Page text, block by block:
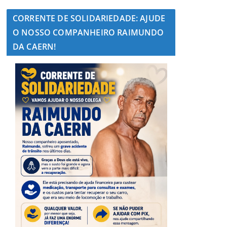
CORRENTE DE SOLIDARIEDADE: AJUDE
O NOSSO COMPANHEIRO RAIMUNDO
DA CAERN!